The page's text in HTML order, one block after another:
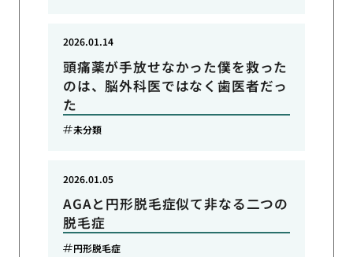
頭痛薬が手放せなかった僕を救った
のは、脳外科医ではなく歯医者だっ
た
2026.01.14
未分類
AGAと円形脱毛症似て非なる二つの
脱毛症
2026.01.05
円形脱毛症